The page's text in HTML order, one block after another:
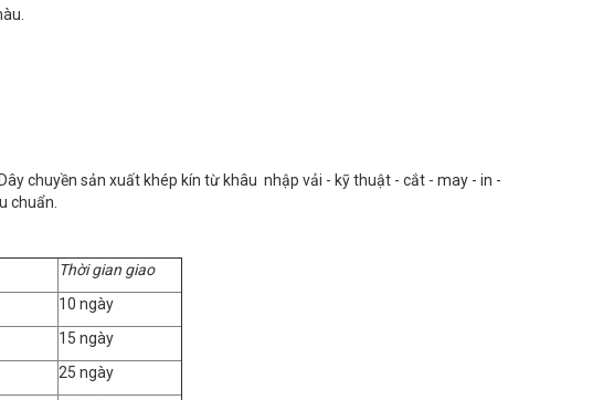
chuyền sản xuất khép kín từ khâu nhập vải - kỹ thuật - cắt - may - in -
chuẩn.
Thời gian giao
10 ngày
15 ngày
25 ngày